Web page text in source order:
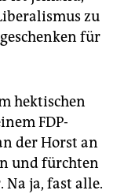
zu
für
hektischen
FDP-
der Horst an
und fürchten
Na ja, fast alle.